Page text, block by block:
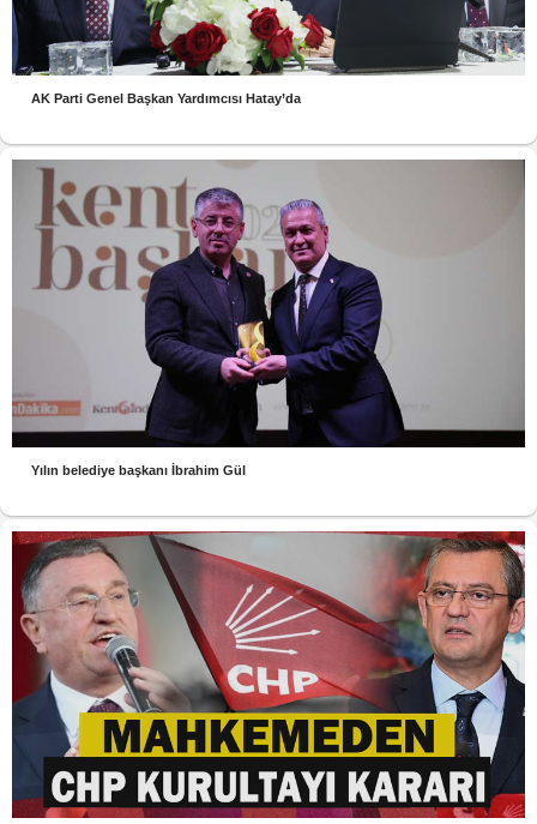
AK Parti Genel Başkan Yardımcısı Hatay’da
Yılın belediye başkanı İbrahim Gül